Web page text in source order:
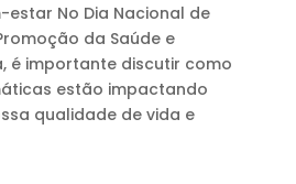
No Dia Nacional de
da Saúde e
é importante discutir como
estão impactando
qualidade de vida e